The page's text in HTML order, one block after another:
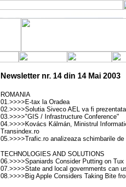
Newsletter nr. 14 din 14 Mai 2003
ROMANIA
01.>>>>E-tax la Oradea
02.>>>>Solutia Siveco AEL va fi
03.>>>>"GIS / Infrastructure Conference"
04.>>>>Kovács Kálmán, Ministrul
Transindex.ro
05.>>>>Trafic.ro analizeaza schimbarile
TECHNOLOGIES AND SOLUTIONS
06.>>>>Spaniards Consider Putting on Tux
07.>>>>State and local governments can
08.>>>>Big Apple Considers Taking Bite